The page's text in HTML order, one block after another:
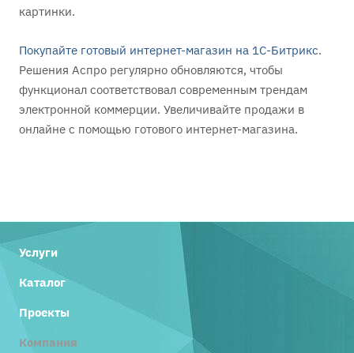
картинки.
Покупайте готовый интернет-магазин на 1С-Битрикс.
Решения Аспро регулярно обновляются, чтобы
функционал соответствовал современным трендам
электронной коммерции. Увеличивайте продажи в
онлайне с помощью готового интернет-магазина.
Услуги
Каталог
Проекты
Компания